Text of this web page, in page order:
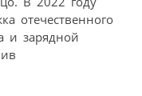
отечественного
и зарядной